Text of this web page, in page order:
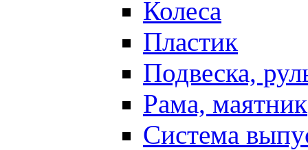
Колеса
Пластик
Подвеска,
Рама, маятник
Система